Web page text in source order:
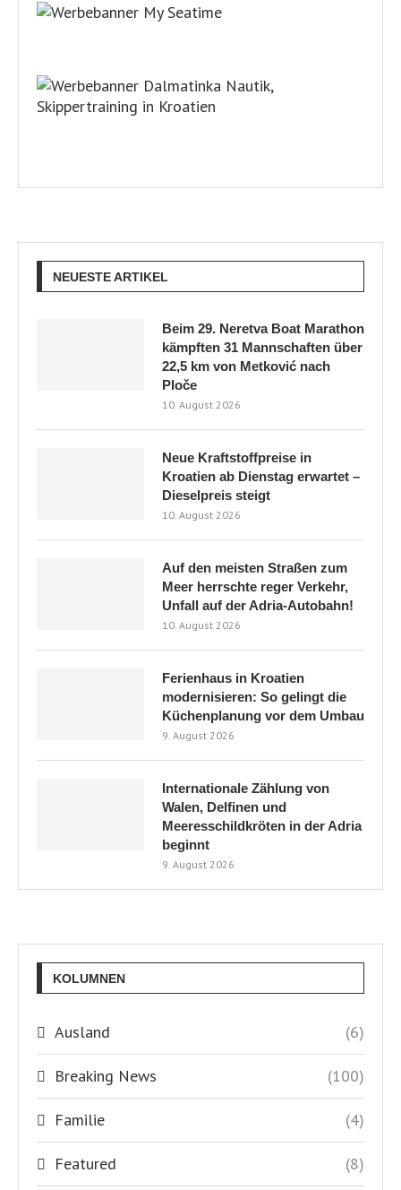
NEUESTE ARTIKEL
Beim 29. Neretva Boat Marathon
kämpften 31 Mannschaften über
22,5 km von Metković nach
Ploče
10. August 2026
Neue Kraftstoffpreise in
Kroatien ab Dienstag erwartet –
Dieselpreis steigt
10. August 2026
Auf den meisten Straßen zum
Meer herrschte reger Verkehr,
Unfall auf der Adria-Autobahn!
10. August 2026
Ferienhaus in Kroatien
modernisieren: So gelingt die
Küchenplanung vor dem Umbau
9. August 2026
Internationale Zählung von
Walen, Delfinen und
Meeresschildkröten in der Adria
beginnt
9. August 2026
KOLUMNEN
Ausland (6)
Breaking News (100)
Familie (4)
Featured (8)